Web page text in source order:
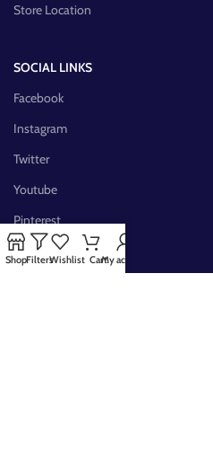
Store Location
SOCIAL LINKS
Facebook
Instagram
Twitter
Youtube
Pinterest
FB Group
ShopFiltersWishlist CartMy account